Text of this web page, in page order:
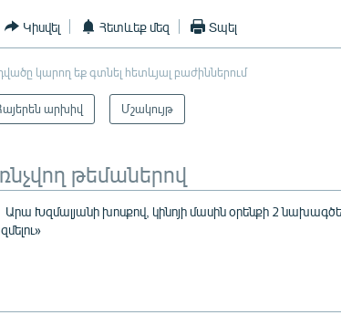
Կիսվել Հետևեք մեզ Տպել
կարող եք գտնել հետևյալ բաժիններում
արխիվ Մշակույթ
թեմաներով
Արա Խզմալյանի խոսքով, կինոյի մասին օրենքի 2